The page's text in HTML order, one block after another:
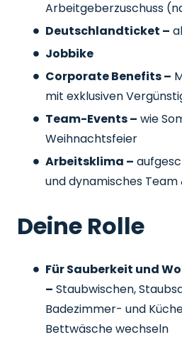
Arbeitgeberzuschuss
Deutschlandticket –
Jobbike
Corporate Benefits –
mit exklusiven
Team-Events – wie
Weihnachtsfeier
Arbeitsklima –
und dynamisches
Deine Rolle
Für Sauberkeit und
– Staubwischen,
Badezimmer- und
Bettwäsche wechseln